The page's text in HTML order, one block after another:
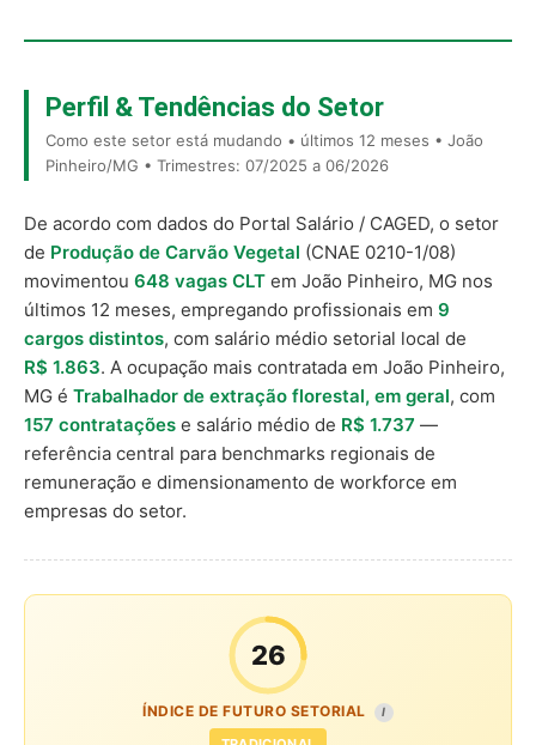
Perfil & Tendências do Setor
Como este setor está mudando • últimos 12 meses • João
Pinheiro/MG • Trimestres: 07/2025 a 06/2026
De acordo com dados do Portal Salário / CAGED, o setor
de Produção de Carvão Vegetal (CNAE 0210-1/08)
movimentou 648 vagas CLT em João Pinheiro, MG nos
últimos 12 meses, empregando profissionais em 9
cargos distintos, com salário médio setorial local de
R$ 1.863. A ocupação mais contratada em João Pinheiro,
MG é Trabalhador de extração florestal, em geral, com
157 contratações e salário médio de R$ 1.737 —
referência central para benchmarks regionais de
remuneração e dimensionamento de workforce em
empresas do setor.
26
ÍNDICE DE FUTURO SETORIAL I